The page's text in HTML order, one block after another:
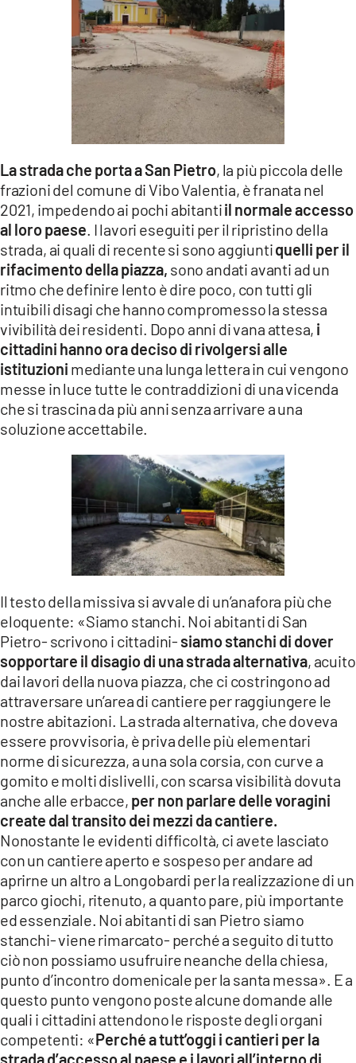
LACITYMAG.IT
ILREGGINO.IT
ILVIBONESE.IT
CATANZAROCHANNEL.IT
LACAPITALENEWS.IT
App
ANDROID
APPLE
La strada che porta a San Pietro, la più piccola delle
frazioni del comune di Vibo Valentia, è franata nel
2021, impedendo ai pochi abitantiil normale accesso
al loro paese . I lavori eseguiti per il ripristino della
strada, ai quali di recente si sono aggiuntiquelli per il
rifacimento della piazza, sono andati avanti ad un
ritmo che definire lento è dire poco, con tutti gli
intuibili disagi che hanno compromesso la stessa
vivibilità dei residenti. Dopo anni di vana attesa, i
cittadini hanno ora deciso di rivolgersi alle
istituzioni mediante una lunga lettera in cui vengono
messe in luce tutte le contraddizioni di una vicenda
che si trascina da più anni senza arrivare a una
soluzione accettabile.
Il testo della missiva si avvale di un’anafora più che
eloquente: «Siamo stanchi. Noi abitanti di San
Pietro- scrivono i cittadini- siamo stanchi di dover
sopportare il disagio di una strada alternativa, acuito
dai lavori della nuova piazza, che ci costringono ad
attraversare un’area di cantiere per raggiungere le
nostre abitazioni. La strada alternativa, che doveva
essere provvisoria, è priva delle più elementari
norme di sicurezza, a una sola corsia, con curve a
gomito e molti dislivelli, con scarsa visibilità dovuta
anche alle erbacce, per non parlare delle voragini
create dal transito dei mezzi da cantiere.
Nonostante le evidenti difficoltà, ci avete lasciato
con un cantiere aperto e sospeso per andare ad
aprirne un altro a Longobardi per la realizzazione di un
parco giochi, ritenuto, a quanto pare, più importante
ed essenziale. Noi abitanti di san Pietro siamo
stanchi- viene rimarcato- perché a seguito di tutto
ciò non possiamo usufruire neanche della chiesa,
punto d’incontro domenicale per la santa messa». E a
questo punto vengono poste alcune domande alle
quali i cittadini attendono le risposte degli organi
competenti: «Perché a tutt’oggi i cantieri per la
strada d’accesso al paese e i lavori all’interno di